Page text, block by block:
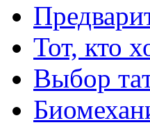
Тот, кто
Выбор